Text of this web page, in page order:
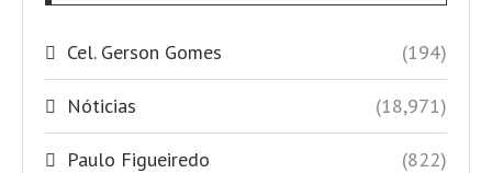
Cel. Gerson Gomes (194)
Nóticias (18,971)
Paulo Figueiredo (822)